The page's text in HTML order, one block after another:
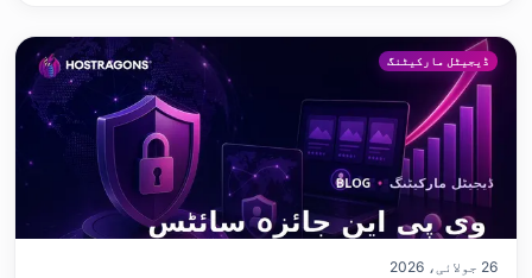
ڈیجیٹل مارکیٹنگ
26 جولائی، 2026